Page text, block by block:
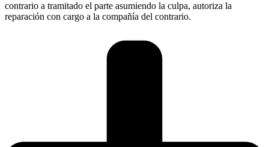
contrario a tramitado el parte asumiendo la culpa, autoriza la
reparación con cargo a la compañía del contrario.